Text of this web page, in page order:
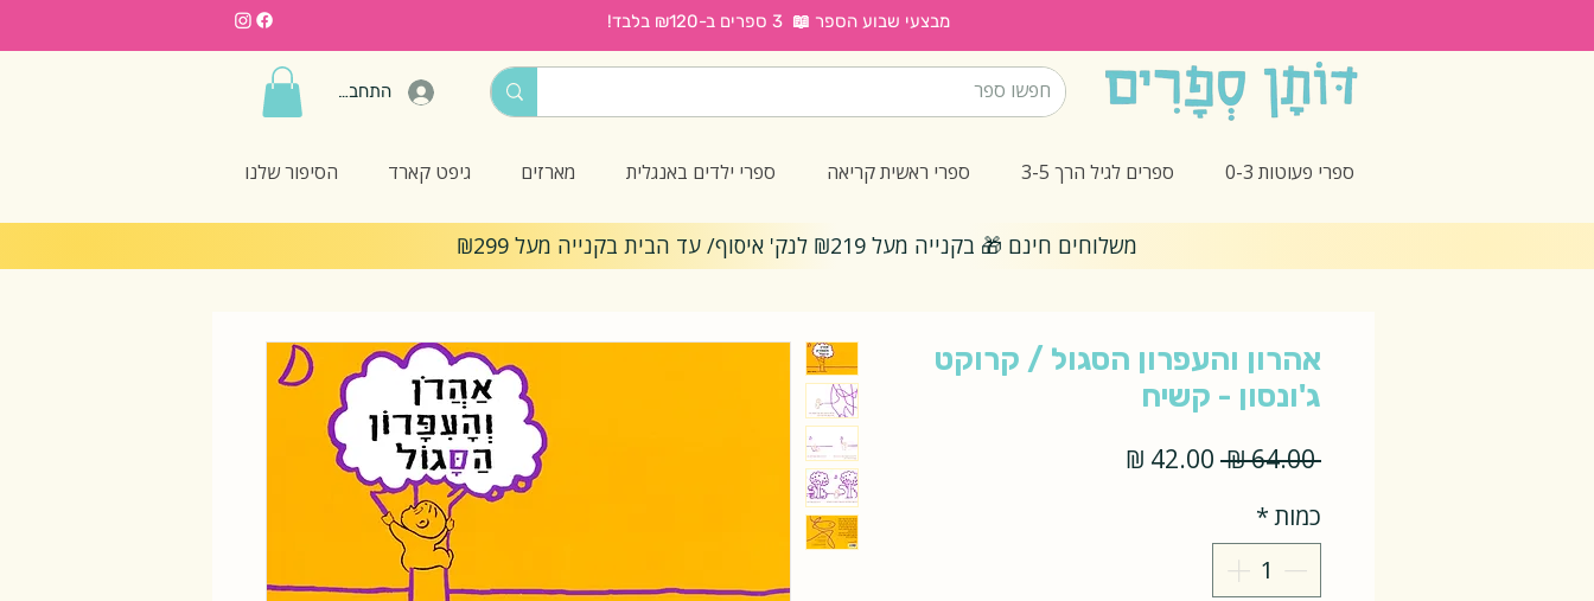
מבצעי שבוע הספר 📖 3 ספרים ב-₪120 בלבד!
התחברות
ספרי פעוטות 0-3 ספרים לגיל הרך 3-5 ספרי ראשית קריאה ספרי ילדים באנגלית מארזים גיפט קארד הסיפור שלנו
משלוחים חינם 🎁 בקנייה מעל ₪219 לנק' איסוף/ עד הבית בקנייה מעל ₪299
אהרון והעפרון הסגול / קרוקט
ג'ונסון - קשיח
‏64.00 ‏₪
מחיר
כמות*